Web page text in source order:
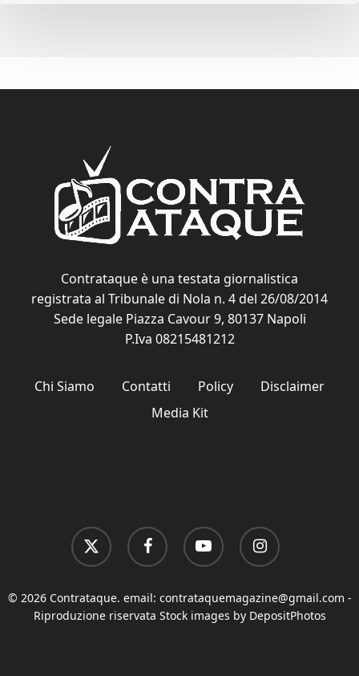
Contrataque è una testata giornalistica
registrata al Tribunale di Nola n. 4 del 26/08/2014
Sede legale Piazza Cavour 9, 80137 Napoli
P.Iva 08215481212
Chi Siamo Contatti Policy
Disclaimer
Media Kit
x-
twitter
facebook youtube instagram
© 2026 Contrataque. email: contrataquemagazine@gmail.com -
Riproduzione riservata Stock images by DepositPhotos